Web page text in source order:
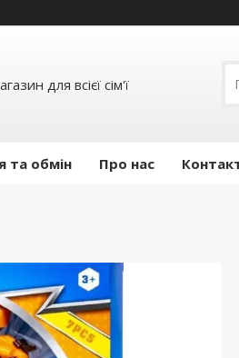
для всієї сім'ї
та обмін Про нас